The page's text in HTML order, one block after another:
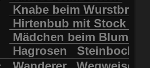
beim Blumenpflücken
in Regenjacke
in Regenjacke und
mit Regenmolch
mit Schmetterling
Luchs schreitend
Murmeltier
Rehbockkopf
Rehkitz sitzend
Knabe beim
Hirtenbub mit Stock
Mädchen beim
Hagrosen
Steinbock